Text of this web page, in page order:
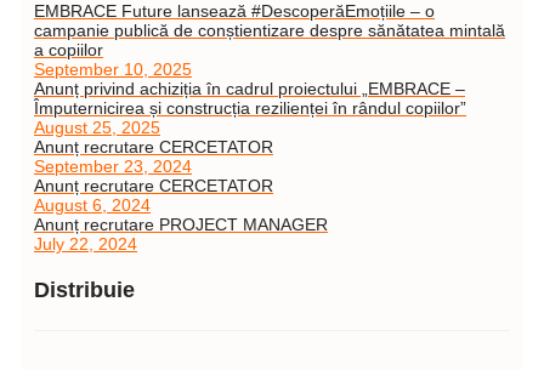
EMBRACE Future lansează #DescoperăEmoțiile – o
campanie publică de conștientizare despre sănătatea mintală
a copiilor
September 10, 2025
Anunț privind achiziția în cadrul proiectului „EMBRACE –
Împuternicirea și construcția rezilienței în rândul copiilor”
August 25, 2025
Anunț recrutare CERCETATOR
September 23, 2024
Anunț recrutare CERCETATOR
August 6, 2024
Anunț recrutare PROJECT MANAGER
July 22, 2024
Distribuie